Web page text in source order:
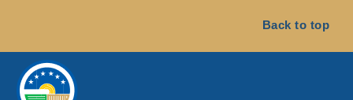
Back to top